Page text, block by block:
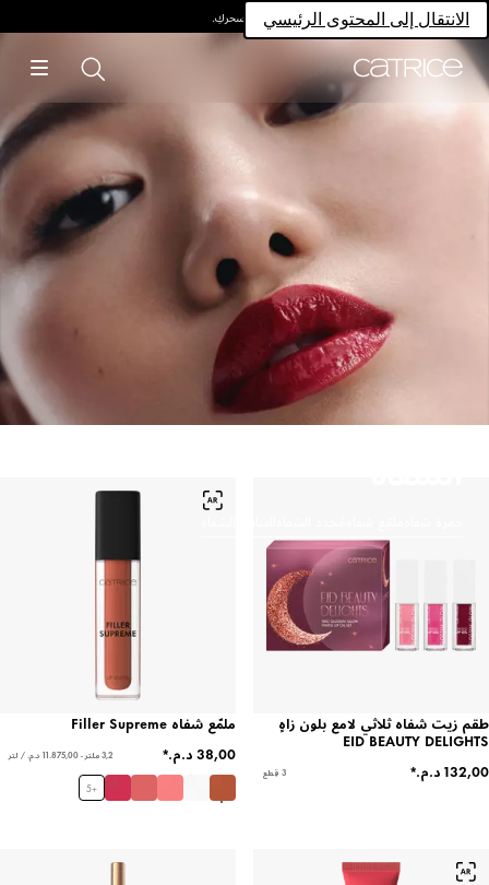
الانتقال إلى المحتوى الرئيسيامتلكي سحركِ.
طقم زيت شفاه ثلاثي لامع بلون زاهٍ
EID BEAUTY DELIGHTS
3 قِطع
ملمّع شفاه Filler Supreme
3,2 ملتر - ‏11.875,00 د.م.‏ / لتر
+
5